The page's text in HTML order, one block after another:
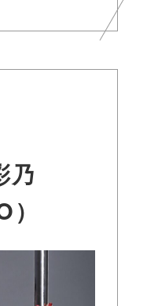
乃
）